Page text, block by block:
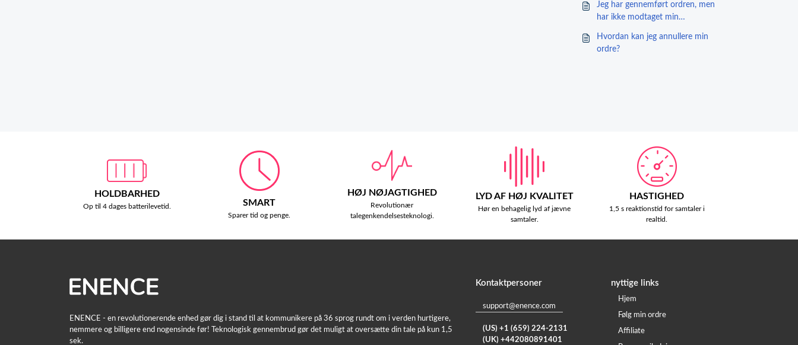
Jeg har gennemført ordren, men
har ikke modtaget min
Hvordan kan jeg annullere min
ordre?
HOLDBARHED
Op til 4 dages batterilevetid. SMART
Sparer tid og penge.
HØJ NØJAGTIGHED
Revolutionær
talegenkendelsesteknologi.
LYD AF HØJ KVALITET
Hør en behagelig lyd af jævne
samtaler.
HASTIGHED
1,5 s reaktionstid for samtaler i
realtid.
ENENCE - en revolutionerende enhed gør dig i stand til at kommunikere på 36 sprog rundt om i verden hurtigere,
nemmere og billigere end nogensinde før! Teknologisk gennembrud gør det muligt at oversætte din tale på kun 1,5
sek.
Kontaktpersoner
support@enence.com
(US) +1 (659) 224-2131
(UK) +442080891401
nyttige links
Hjem
Følg min ordre
Affiliate